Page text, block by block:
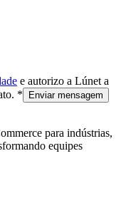
e autorizo a Lúnet a
*
Enviar mensagem
para indústrias,
equipes